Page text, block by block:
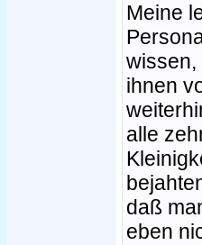
Meine
wissen,
ihnen
alle
daß
eben